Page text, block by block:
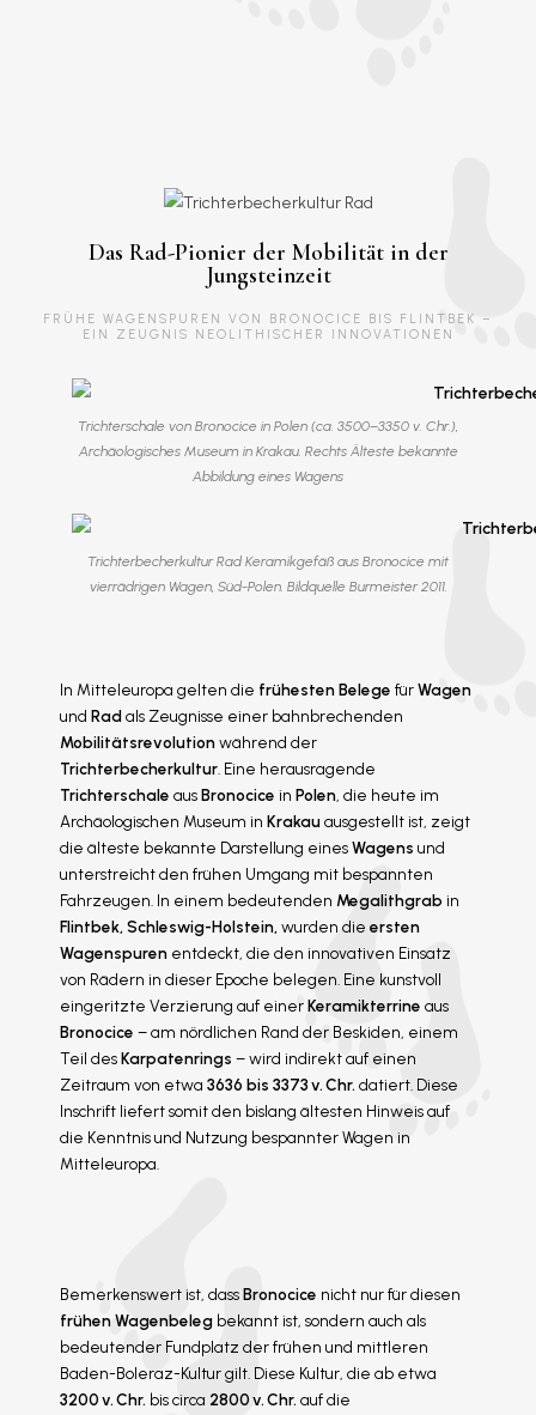
Das Rad-Pionier der Mobilität in der
Jungsteinzeit
FRÜHE WAGENSPUREN VON BRONOCICE BIS FLINTBEK –
EIN ZEUGNIS NEOLITHISCHER INNOVATIONEN
Trichterschale von Bronocice in Polen (ca. 3500–3350 v. Chr.),
Archäologisches Museum in Krakau. Rechts Älteste bekannte
Abbildung eines Wagens
Trichterbecherkultur Rad Keramikgefäß aus Bronocice mit
vierrädrigen Wagen, Süd-Polen. Bildquelle Burmeister 2011.
In Mitteleuropa gelten die frühesten Belege fürWagen
und Radals Zeugnisse einer bahnbrechenden
Mobilitätsrevolutionwährend der
Trichterbecherkultur . Eine herausragende
Trichterschale ausBronocice in Polen, die heute im
Archäologischen Museum in Krakauausgestellt ist, zeigt
die älteste bekannte Darstellung einesWagens und
unterstreicht den frühen Umgang mit bespannten
Fahrzeugen. In einem bedeutenden Megalithgrab in
Flintbek, Schleswig-Holstein, wurden die ersten
Wagenspuren entdeckt, die den innovativen Einsatz
von Rädern in dieser Epoche belegen. Eine kunstvoll
eingeritzte Verzierung auf einerKeramikterrine aus
Bronocice – am nördlichen Rand der Beskiden, einem
Teil desKarpatenrings – wird indirekt auf einen
Zeitraum von etwa 3636 bis 3373 v. Chr. datiert. Diese
Inschrift liefert somit den bislang ältesten Hinweis auf
die Kenntnis und Nutzung bespannter Wagen in
Mitteleuropa.
Bemerkenswert ist, dassBronocice nicht nur für diesen
frühen Wagenbeleg bekannt ist, sondern auch als
bedeutender Fundplatz der frühen und mittleren
Baden-Boleraz-Kultur gilt. Diese Kultur, die ab etwa
3200 v. Chr. bis circa 2800 v. Chr. auf die